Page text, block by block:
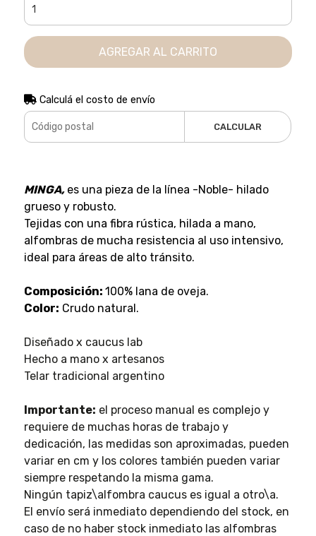
AGREGAR AL CARRITO
Calculá el costo de envío
CALCULAR
MINGA, es una pieza de la línea -Noble- hilado
grueso y robusto.
Tejidas con una fibra rústica, hilada a mano,
alfombras de mucha resistencia al uso intensivo,
ideal para áreas de alto tránsito.
Composición: 100% lana de oveja.
Color: Crudo natural.
Diseñado x caucus lab
Hecho a mano x artesanos
Telar tradicional argentino
Importante: el proceso manual es complejo y
requiere de muchas horas de trabajo y
dedicación, las medidas son aproximadas, pueden
variar en cm y los colores también pueden variar
siempre respetando la misma gama.
Ningún tapiz\alfombra caucus es igual a otro\a.
El envío será inmediato dependiendo del stock, en
caso de no haber stock inmediato las alfombras